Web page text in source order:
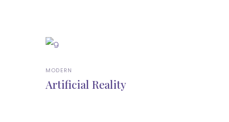
MODERN
Artificial Reality